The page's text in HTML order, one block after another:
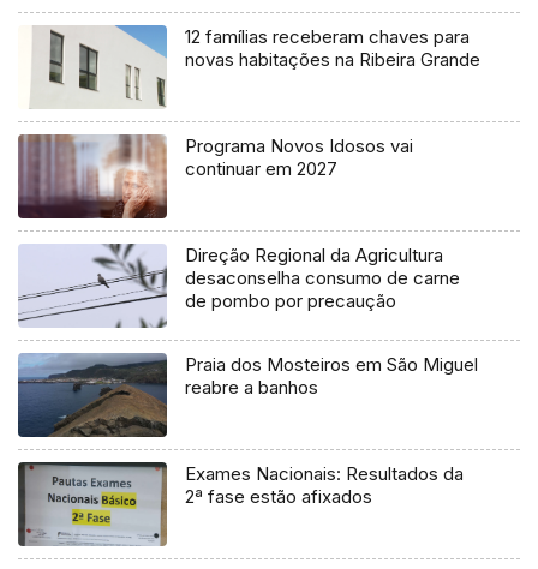
12 famílias receberam chaves para
novas habitações na Ribeira Grande
Programa Novos Idosos vai
continuar em 2027
Direção Regional da Agricultura
desaconselha consumo de carne
de pombo por precaução
Praia dos Mosteiros em São Miguel
reabre a banhos
Exames Nacionais: Resultados da
2ª fase estão afixados